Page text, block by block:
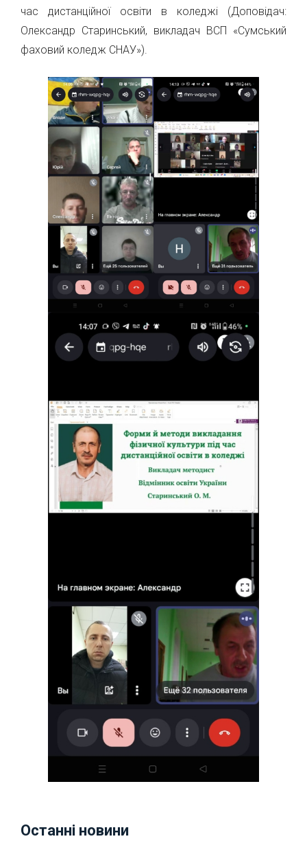
час дистанційної освіти в коледжі (Доповідач:
Олександр Старинський, викладач ВСП «Сумський
фаховий коледж СНАУ»).
Останні новини